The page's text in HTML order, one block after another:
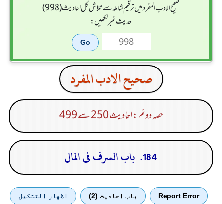
صحيح الادب المفرد میں ترقیم شاملہ سے تلاش کل احادیث (998)
حدیث نمبر لکھیں:
صحيح الادب المفرد
حصہ دوئم : احادیث 250 سے 499
184. باب السرف فى المال
Report Error باب احادیث (2) اظهار التشكيل